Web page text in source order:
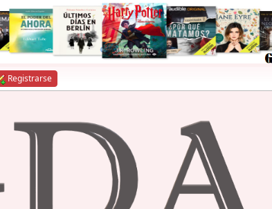
Registrarse